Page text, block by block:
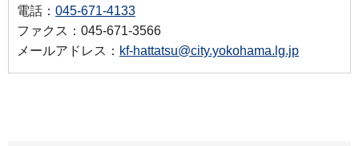
電話： 045-671-4133
ファクス：045-671-3566
メールアドレス： kf-hattatsu@city.yokohama.lg.jp